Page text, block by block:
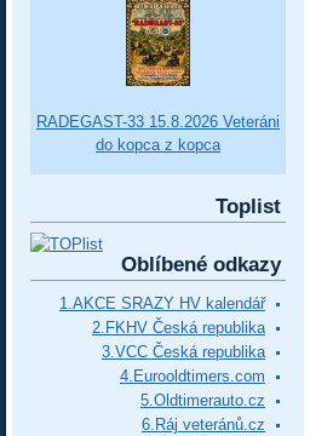
RADEGAST-33 15.8.2026 Veteráni
do kopca z kopca
Toplist
Oblíbené odkazy
1.AKCE SRAZY HV kalendář
2.FKHV Česká republika
3.VCC Česká republika
4.Eurooldtimers.com
5.Oldtimerauto.cz
6.Ráj veteránů.cz